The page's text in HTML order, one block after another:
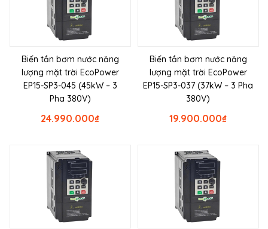
Biến tần bơm nước năng
lượng mặt trời EcoPower
EP15-SP3-045 (45kW – 3
Pha 380V)
₫
24.990.000
Biến tần bơm nước năng
lượng mặt trời EcoPower
EP15-SP3-037 (37kW – 3 Pha
380V)
₫
19.900.000